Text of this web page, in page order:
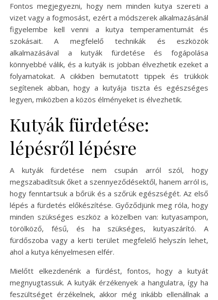
Fontos megjegyezni, hogy nem minden kutya szereti a
vizet vagy a fogmosást, ezért a módszerek alkalmazásánál
figyelembe kell venni a kutya temperamentumát és
szokásait. A megfelelő technikák és eszközök
alkalmazásával a kutyák fürdetése és fogápolása
könnyebbé válik, és a kutyák is jobban élvezhetik ezeket a
folyamatokat. A cikkben bemutatott tippek és trükkök
segítenek abban, hogy a kutyája tiszta és egészséges
legyen, miközben a közös élményeket is élvezhetik.
Kutyák fürdetése:
lépésről lépésre
A kutyák fürdetése nem csupán arról szól, hogy
megszabadítsuk őket a szennyeződésektől, hanem arról is,
hogy fenntartsuk a bőrük és a szőrük egészségét. Az első
lépés a fürdetés előkészítése. Győződjünk meg róla, hogy
minden szükséges eszköz a közelben van: kutyasampon,
törölköző, fésű, és ha szükséges, kutyaszárító. A
fürdőszoba vagy a kerti terület megfelelő helyszín lehet,
ahol a kutya kényelmesen elfér.
Mielőtt elkezdenénk a fürdést, fontos, hogy a kutyát
megnyugtassuk. A kutyák érzékenyek a hangulatra, így ha
feszültséget érzékelnek, akkor még inkább ellenállnak a